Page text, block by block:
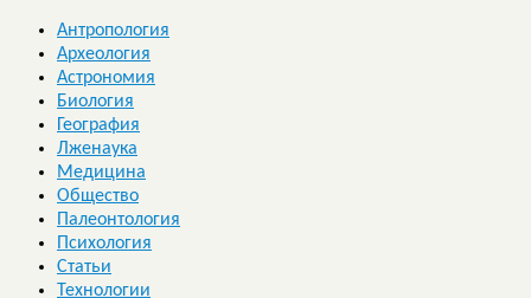
Антропология
Археология
Астрономия
Биология
География
Лженаука
Медицина
Общество
Палеонтология
Психология
Статьи
Технологии